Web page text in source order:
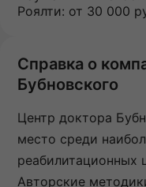
Роялти: от 30 000
Справка о
Бубновского
Центр доктора
место среди
реабилитационных
Авторские